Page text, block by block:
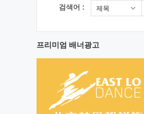
검색어 : 제목
프리미엄 배너광고